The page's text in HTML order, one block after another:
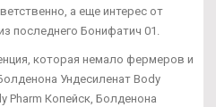
а еще интерес от
последнего Бонифатич 01.
которая немало фермеров и
Ундесиленат Body
Pharm Копейск, Болденона